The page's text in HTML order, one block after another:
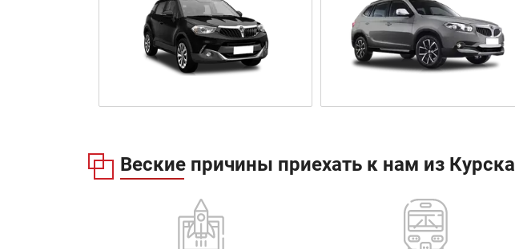
Веские причины приехать к нам из Курска